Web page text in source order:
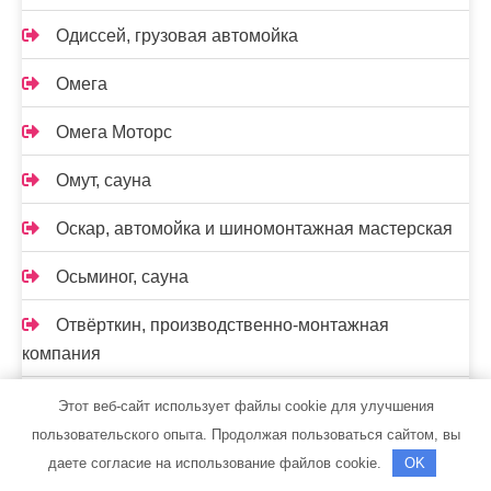
Одиссей, грузовая автомойка
Омега
Омега Моторс
Омут, сауна
Оскар, автомойка и шиномонтажная мастерская
Осьминог, сауна
Отвёрткин, производственно-монтажная
компания
Парис
Этот веб-сайт использует файлы cookie для улучшения
пользовательского опыта. Продолжая пользоваться сайтом, вы
даете согласие на использование файлов cookie.
OK